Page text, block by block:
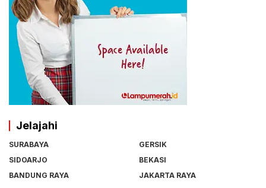
Jelajahi
SURABAYA
GERSIK
SIDOARJO
BEKASI
BANDUNG RAYA
JAKARTA RAYA